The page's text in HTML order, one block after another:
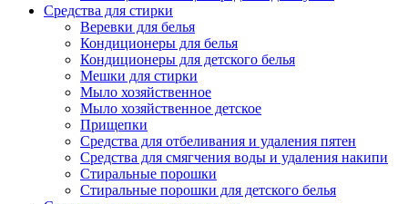
Средства для стирки
Веревки для белья
Кондиционеры для белья
Кондиционеры для детского белья
Мешки для стирки
Мыло хозяйственное
Мыло хозяйственное детское
Прищепки
Средства для отбеливания и удаления пятен
Средства для смягчения воды и удаления накипи
Стиральные порошки
Стиральные порошки для детского белья